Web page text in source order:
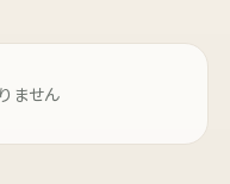
ません